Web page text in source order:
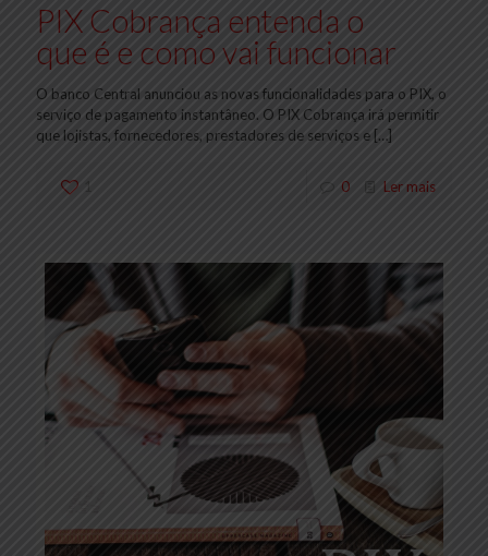
PIX Cobrança entenda o
que é e como vai funcionar
O banco Central anunciou as novas funcionalidades para o PIX, o
serviço de pagamento instantâneo. O PIX Cobrança irá permitir
que lojistas, fornecedores, prestadores de serviços e […]
1 0 Ler mais